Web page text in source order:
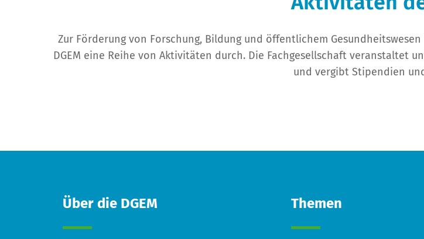
Zur Förderung von Forschung, Bildung und öffentlichem
DGEM eine Reihe von Aktivitäten durch. Die Fachgesellschaft veranstaltet
und vergibt Stipendien
Über die DGEM Themen